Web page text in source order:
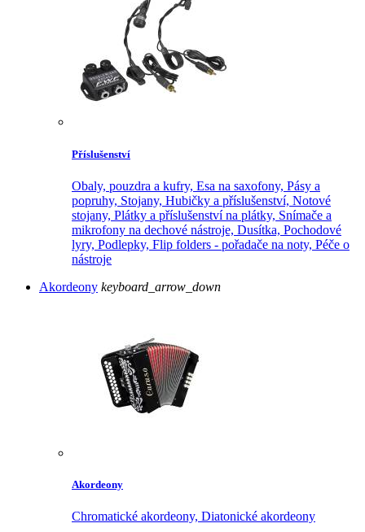
Příslušenství
Obaly, pouzdra a kufry, Esa na saxofony, Pásy a
popruhy, Stojany, Hubičky a příslušenství, Notové
stojany, Plátky a příslušenství na plátky, Snímače a
mikrofony na dechové nástroje, Dusítka, Pochodové
lyry, Podlepky, Flip folders - pořadače na noty, Péče o
nástroje
Akordeony keyboard_arrow_down
Akordeony
Chromatické akordeony, Diatonické akordeony